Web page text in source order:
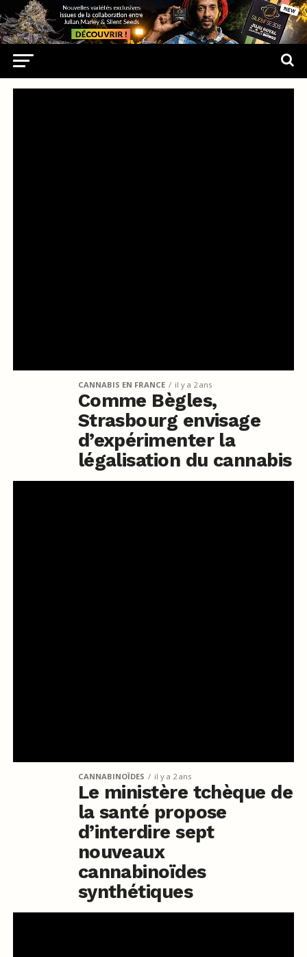
CANNABIS EN FRANCE il y a 2 ans
Comme Bègles,
Strasbourg envisage
d’expérimenter la
légalisation du cannabis
CANNABINOÏDES il y a 2 ans
Le ministère tchèque de
la santé propose
d’interdire sept
nouveaux
cannabinoïdes
synthétiques